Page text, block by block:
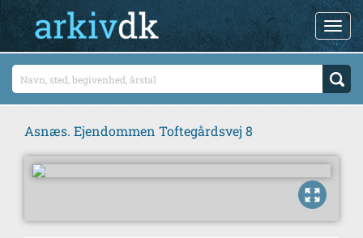
Asnæs. Ejendommen Toftegårdsvej 8